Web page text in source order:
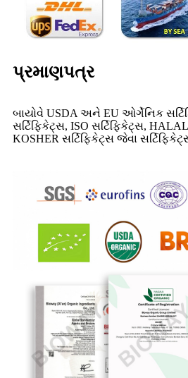
પ્રમાણપત્ર
બાયોવે USDA અને EU ઓર્ગેનિક
સર્ટિફિકેટ્સ, ISO સર્ટિફિકેટ્સ,
KOSHER સર્ટિફિકેટ્સ જેવા